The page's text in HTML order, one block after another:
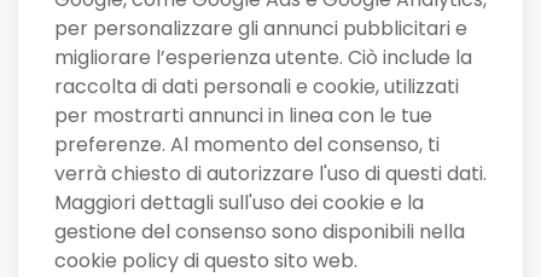
per personalizzare gli annunci pubblicitari e
migliorare l’esperienza utente. Ciò include la
raccolta di dati personali e cookie, utilizzati
per mostrarti annunci in linea con le tue
preferenze. Al momento del consenso, ti
verrà chiesto di autorizzare l'uso di questi dati.
Maggiori dettagli sull'uso dei cookie e la
gestione del consenso sono disponibili nella
cookie policy di questo sito web.